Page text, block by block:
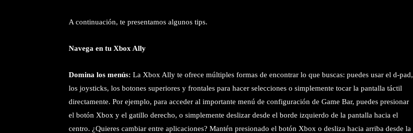
A continuación, te presentamos algunos tips.
Navega en tu Xbox Ally
Domina los menús: La Xbox Ally te ofrece múltiples formas de encontrar lo que buscas: puedes usar el d-pad,
los joysticks, los botones superiores y frontales para hacer selecciones o simplemente tocar la pantalla táctil
directamente. Por ejemplo, para acceder al importante menú de configuración de Game Bar, puedes presionar
el botón Xbox y el gatillo derecho, o simplemente deslizar desde el borde izquierdo de la pantalla hacia el
centro. ¿Quieres cambiar entre aplicaciones? Mantén presionado el botón Xbox o desliza hacia arriba desde la